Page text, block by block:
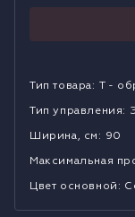
Тип товара: Т -
Тип управления:
Ширина, см : 90
Mаксимальная
Цвет основной :